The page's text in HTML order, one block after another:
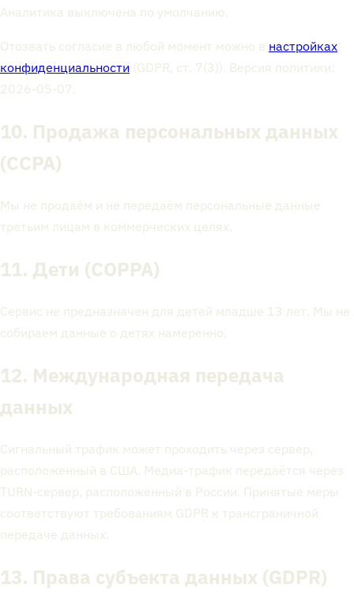
Аналитика выключена по умолчанию.
Отозвать согласие в любой момент можно в настройках
конфиденциальности (GDPR, ст. 7(3)). Версия политики:
2026-05-07.
10. Продажа персональных данных
(CCPA)
Мы не продаём и не передаём персональные данные
третьим лицам в коммерческих целях.
11. Дети (COPPA)
Сервис не предназначен для детей младше 13 лет. Мы не
собираем данные о детях намеренно.
12. Международная передача
данных
Сигнальный трафик может проходить через сервер,
расположенный в США. Медиа-трафик передаётся через
TURN-сервер, расположенный в России. Принятые меры
соответствуют требованиям GDPR к трансграничной
передаче данных.
13. Права субъекта данных (GDPR)